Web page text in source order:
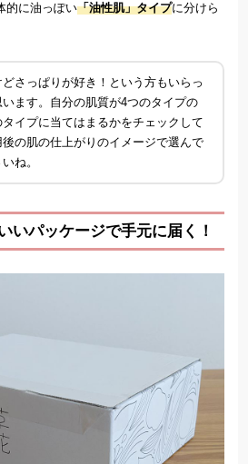
的に油っぽい「油性肌」タイプに分けら
さっぱりが好き！という方もいらっ
います。自分の肌質が4つのタイプの
タイプに当てはまるかをチェックして
の肌の仕上がりのイメージで選んで
ね。
いパッケージで手元に届く！